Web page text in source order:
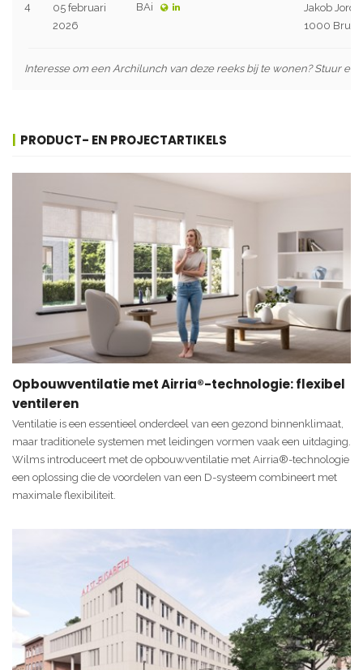
4
05 februari
2026
BAi
Jakob
1000
Interesse om een Archilunch van deze reeks bij te wonen? Stuur
PRODUCT- EN PROJECTARTIKELS
Opbouwventilatie met Airria®-technologie: flexibel
ventileren
Ventilatie is een essentieel onderdeel van een gezond binnenklimaat,
maar traditionele systemen met leidingen vormen vaak een uitdaging.
Wilms introduceert met de opbouwventilatie met Airria®-technologie
een oplossing die de voordelen van een D-systeem combineert met
maximale flexibiliteit.